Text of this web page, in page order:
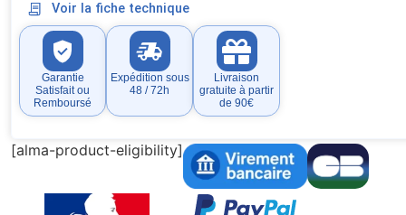
Voir la fiche technique
Garantie
Satisfait ou
Remboursé
Expédition sous
48 / 72h
Livraison
gratuite à partir
de 90€
[alma-product-eligibility]